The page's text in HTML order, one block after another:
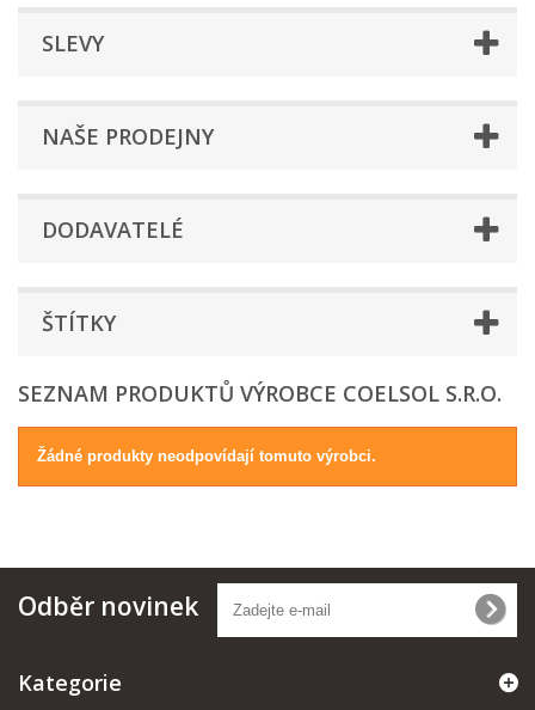
SLEVY
NAŠE PRODEJNY
DODAVATELÉ
ŠTÍTKY
SEZNAM PRODUKTŮ VÝROBCE COELSOL S.R.O.
Žádné produkty neodpovídají tomuto výrobci.
Odběr novinek
Kategorie